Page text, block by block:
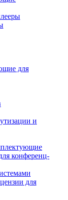
для
и
конференц-
для